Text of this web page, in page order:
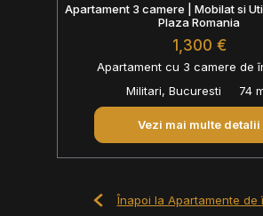
Apartament 3 camere | Mobilat si
Plaza Romania
1,300 €
Apartament cu 3 camere de
Militari, Bucuresti
74
Vezi mai multe detalii
Înapoi la Apartamente de